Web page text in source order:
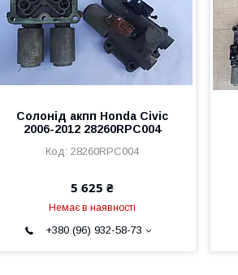
Солонід акпп Honda Civic
2006-2012 28260RPC004
28260RPC004
5 625 ₴
Немає в наявності
+380 (96) 932-58-73